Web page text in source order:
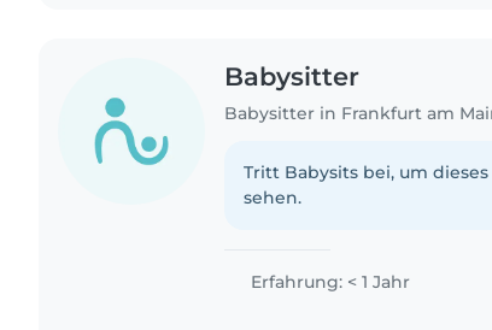
Babysitter
Babysitter in Frankfurt am
Tritt Babysits bei, um
sehen.
Erfahrung: < 1 Jahr